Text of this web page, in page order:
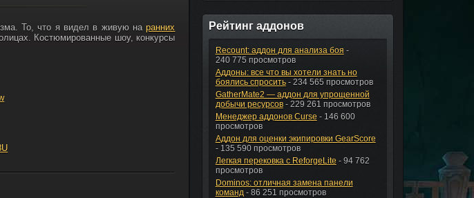
То, что я видел в живую наранних
Костюмированные шоу, конкурсы
Рейтинг аддонов
Recount: аддон для анализа боя -
240 775 просмотров
Аддоны: все что вы хотели знать но
боялись спросить- 234 565 просмотров
GatherMate2 — аддон для упрощенной
добычи ресурсов- 229 261 просмотров
Менеджер аддонов Curse - 146 600
просмотров
Аддон для оценки экипировки GearScore
- 135 590 просмотров
Легкая перековка с ReforgeLite - 94 762
просмотров
Dominos: отличная замена панели
команд- 86 251 просмотров